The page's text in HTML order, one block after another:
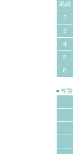
馬歳
２
３
４
５
６
■ 性別